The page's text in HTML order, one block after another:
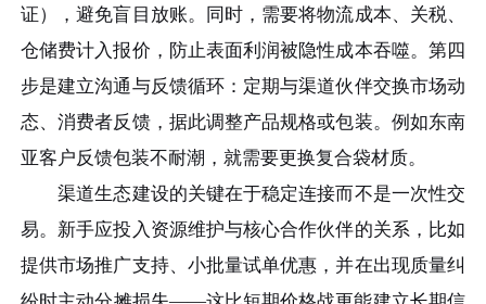
证），避免盲目放账。同时，需要将物流成本、关税、
仓储费计入报价，防止表面利润被隐性成本吞噬。第四
步是建立沟通与反馈循环：定期与渠道伙伴交换市场动
态、消费者反馈，据此调整产品规格或包装。例如东南
亚客户反馈包装不耐潮，就需要更换复合袋材质。
渠道生态建设的关键在于稳定连接而不是一次性交
易。新手应投入资源维护与核心合作伙伴的关系，比如
提供市场推广支持、小批量试单优惠，并在出现质量纠